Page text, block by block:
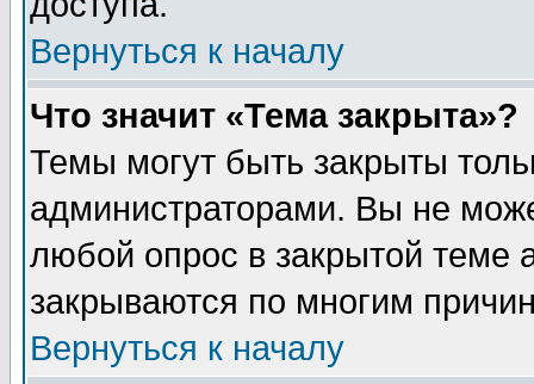
Вернуться к началу
Что значит «Тема закрыта»?
Темы могут быть закрыты
администраторами. Вы не
любой опрос в закрытой теме
закрываются по многим
Вернуться к началу